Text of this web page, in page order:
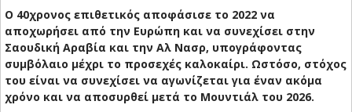
Ο 40χρονος επιθετικός αποφάσισε το 2022 να
αποχωρήσει από την Ευρώπη και να συνεχίσει στην
Σαουδική Αραβία και την Αλ Νασρ, υπογράφοντας
συμβόλαιο μέχρι το προσεχές καλοκαίρι. Ωστόσο, στόχος
του είναι να συνεχίσει να αγωνίζεται για έναν ακόμα
χρόνο και να αποσυρθεί μετά το Μουντιάλ του 2026.